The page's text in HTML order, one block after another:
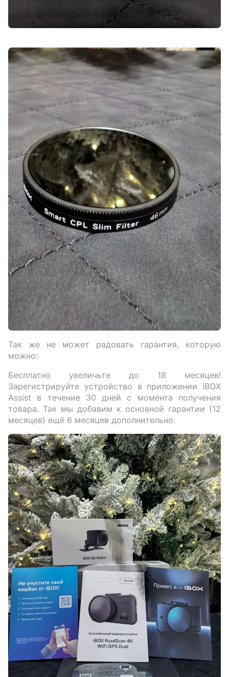
Так же не может радовать гарантия, которую
можно:
Бесплатно увеличьте до 18 месяцев!
Зарегистрируйте устройство в приложении iBOX
Assist в течение 30 дней с момента получения
товара. Так мы добавим к основной гарантии (12
месяцев) ещё 6 месяцев дополнительно.